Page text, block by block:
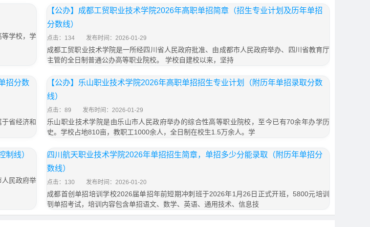
学校，学
【公办】成都工贸职业技术学院2026年高职单招简章（招生专业计划及历年单招
分数线）
点击：134 发布时间：2026-01-29
成都工贸职业技术学院是一所经四川省人民政府批准、由成都市人民政府举办、四川省教育厅
主管的全日制普通公办高等职业院校。 学校自建校以来，坚持
招分数
省经济和
【公办】乐山职业技术学院2026年高职单招招生专业计划（附历年单招录取分数
线）
点击：89 发布时间：2026-01-29
乐山职业技术学院是由乐山市人民政府举办的综合性高等职业院校，至今已有70余年办学历
史。学校占地810亩，教职工1000余人，全日制在校生1.5万余人。学
制线）
民政府举
四川航天职业技术学院2026年单招招生简章，单招多少分能录取（附历年单招分
数线）
点击：130 发布时间：2026-01-20
成都首创单招培训学校2026届单招年前短期冲刺班于2026年1月26日正式开班，5800元培训
到单招考试，培训内容包含单招语文、数学、英语、通用技术、信息技